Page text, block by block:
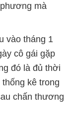
mà
vào tháng 1
cô gái gặp
đó là đủ thời
kê trong
chấn thương